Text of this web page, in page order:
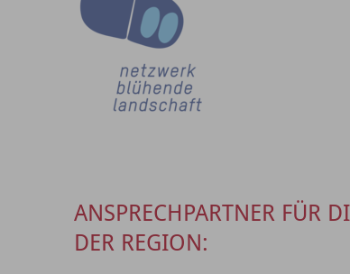
ANSPRECHPARTNER FÜR
DER REGION: